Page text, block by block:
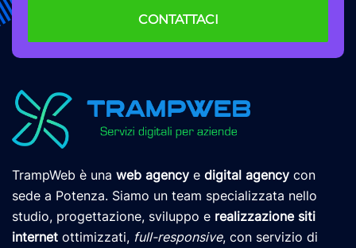
CONTATTACI
TrampWeb è una web agency e digital agency con
sede a Potenza. Siamo un team specializzata nello
studio, progettazione, sviluppo e realizzazione siti
internet ottimizzati, full-responsive, con servizio di